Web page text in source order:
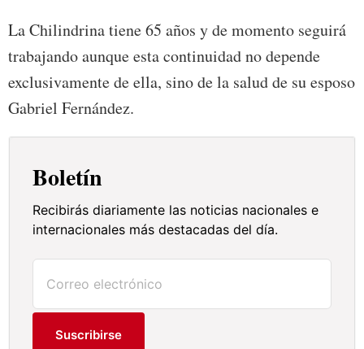
La Chilindrina tiene 65 años y de momento seguirá
trabajando aunque esta continuidad no depende
exclusivamente de ella, sino de la salud de su esposo
Gabriel Fernández.
Boletín
Recibirás diariamente las noticias nacionales e
internacionales más destacadas del día.
Suscribirse